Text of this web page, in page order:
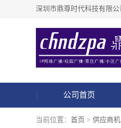
公司首页
当前位置： 首页 > 供应商机